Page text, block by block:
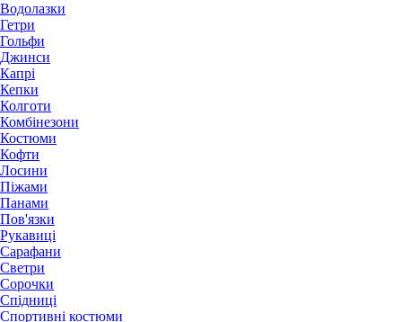
Водолазки
Гетри
Гольфи
Джинси
Капрі
Кепки
Колготи
Комбінезони
Костюми
Кофти
Лосини
Піжами
Панами
Пов'язки
Рукавиці
Сарафани
Светри
Сорочки
Спідниці
Спортивні костюми